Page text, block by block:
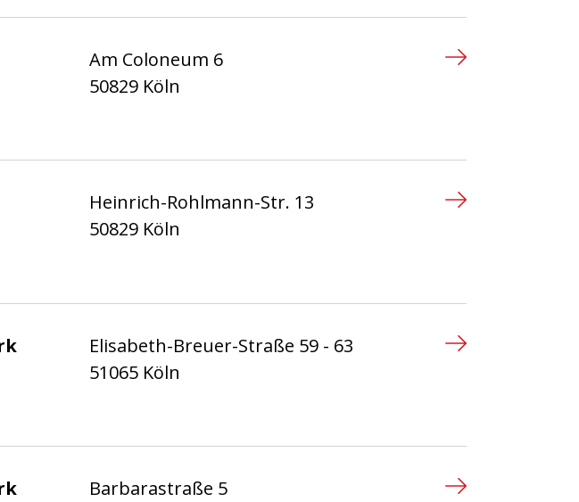
Am Coloneum 6
50829 Köln
Heinrich-Rohlmann-Str. 13
50829 Köln
Elisabeth-Breuer-Straße 59 - 63
51065 Köln
Barbarastraße 5